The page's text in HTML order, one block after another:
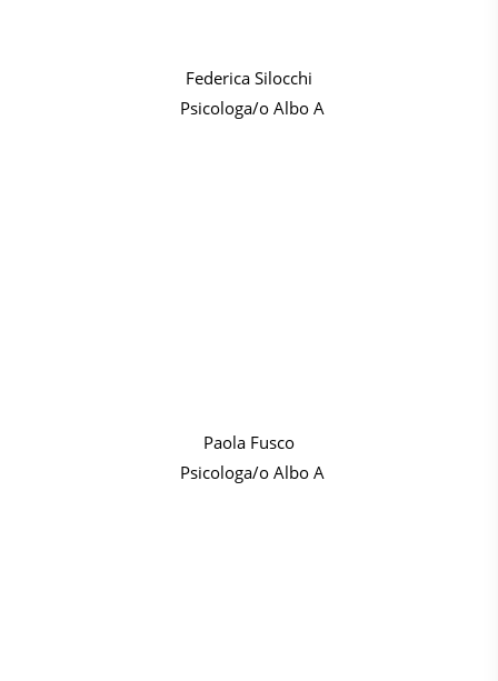
Federica Silocchi
Psicologa/o Albo A
Paola Fusco
Psicologa/o Albo A